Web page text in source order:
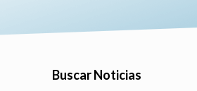
Buscar Noticias